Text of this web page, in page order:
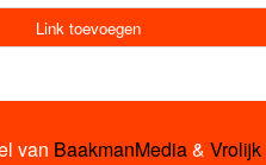
Link toevoegen
van BaakmanMedia&